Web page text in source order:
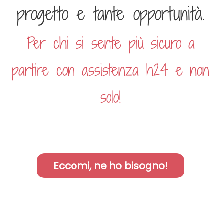
progetto e tante opportunità.
Per chi si sente più sicuro a
partire con assistenza h24 e non
solo!
Eccomi, ne ho bisogno!